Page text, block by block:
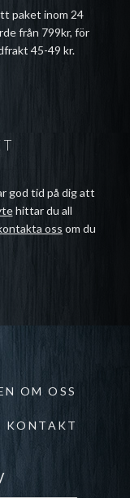
paket inom 24
från 799kr, för
45-49 kr.
god tid på dig att
hittar du all
oss om du
OM OSS
KONTAKT